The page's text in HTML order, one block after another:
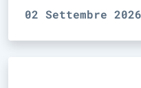
02 Settembre 2026